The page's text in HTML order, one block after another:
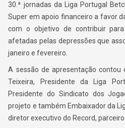
30.ª jornadas da Liga Portugal
Super em apoio financeiro a favor
com o objetivo de contribuir
afetadas pelas depressões que
janeiro e fevereiro.
A sessão de apresentação contou
Teixeira, Presidente da Liga
Presidente do Sindicato dos
projeto e também Embaixador da
diretor executivo do Record,